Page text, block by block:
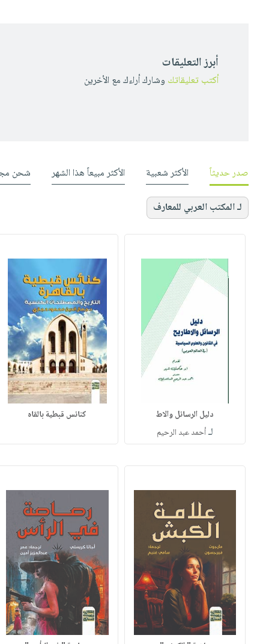
أبرز التعليقات
أكتب تعليقاتك وشارك أراءك مع الأخرين
صدر حديثاً الأكثر شعبية الأكثر مبيعاً هذا الشهر شحن
لـ المكتب العربي للمعارف
دليل الرسائل والاط
لـأحمد عبد الرحيم
كنائس قبطية بالقاه